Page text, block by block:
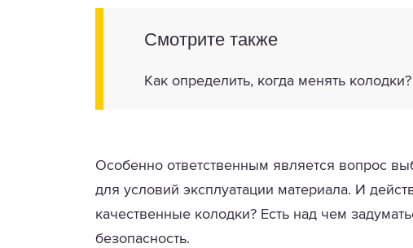
Смотрите также
Как определить, когда менять колодки?
Особенно ответственным является вопрос
для условий эксплуатации материала. И
качественные колодки? Есть над чем
безопасность.